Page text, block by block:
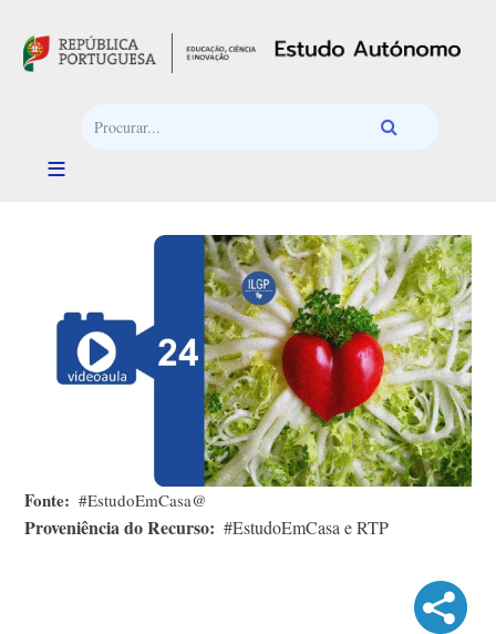
Fonte #EstudoEmCasa@
Proveniência do Recurso #EstudoEmCasa e RTP